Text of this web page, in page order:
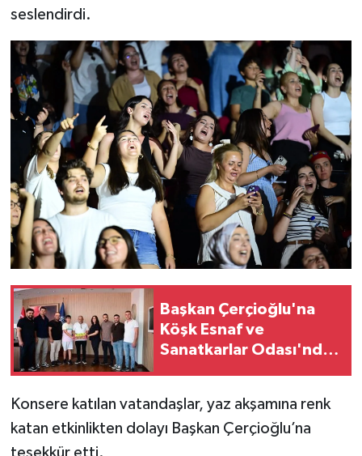
seslendirdi.
Başkan Çerçioğlu'na
Köşk Esnaf ve
Sanatkarlar Odası'ndan
Konsere katılan vatandaşlar, yaz akşamına renk
katan etkinlikten dolayı Başkan Çerçioğlu’na
teşekkür etti.
TEKNOLOJİ
YAŞAM
YEREL
AFYON
AFYONKARAHİSAR
AYDIN
DENİZLİ
İZMİR
KÜTAHYA
MUĞLA